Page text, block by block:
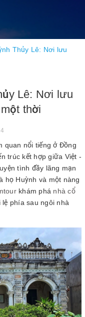
Thủy Lê: Nơi lưu
Lê: Nơi lưu
thời
quan nổi tiếng ở Đồng
trúc kết hợp giữa Việt -
tình đầy lãng mạn
họ Huỳnh và một nàng
khám phá nhà cổ
phía sau ngôi nhà